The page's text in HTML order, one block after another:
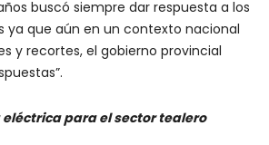
buscó siempre dar respuesta a los
ya que aún en un contexto nacional
y recortes, el gobierno provincial
para el sector tealero